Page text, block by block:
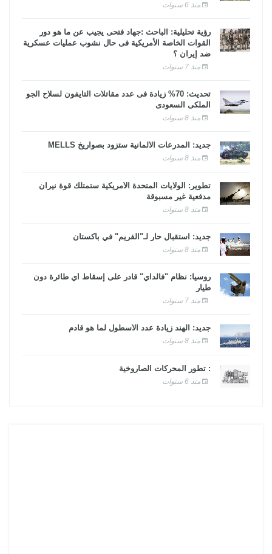
منذ 6 سنوات
رؤية تحليلية: الباحث :جهاد فتحى يجيب عن ما هو دور
القوات الخاصة الأمريكية فى حال نشوب عمليات عسكرية
ضد إيران ؟
منذ 7 سنوات
تحديث: 70% زيادة فى عدد مقاتلات التايفون لسلاح الجو
الملكى السعودى
منذ 8 سنوات
جديد: المدرعات الألمانية ستزود بصواريخ MELLS
منذ 8 سنوات
تطوير: الولايات المتحدة الأمريكية ستمتلك قوة نيران
مدفعية غير مسبوقة
منذ 8 سنوات
جديد: استقبال حار لـ"الفريم" في باكستان
منذ 8 سنوات
روسيا: نظام "فالداي" قادر على إسقاط أي طائرة دون
طيار
منذ 7 سنوات
جديد: الهند زيادة عدد الأسطول لما هو قادم
منذ 8 سنوات
: تطور المحركات الصاروخية
منذ 6 سنوات